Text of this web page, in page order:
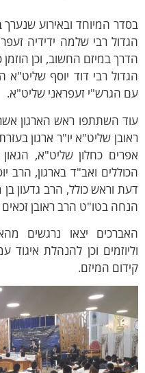
המיוחד ובאירוע שנערך
רבי שלמה ידידיה
במיזם החשוב, וכן הוזמן
רבי דוד יוסף שליט"א
הגרש"י זעפראני שליט"א.
השתתפו ראש הארגון אשר
שליט"א יו"ר ארגון
כחלון שליט"א,
ואב"ד בארגון, הרב
וראש כולל, הרב גדעון בן
בטו"ט הרב ראובן זכאים
יצאו נרגשים
וכן להנהלת איגוד
המיזם.